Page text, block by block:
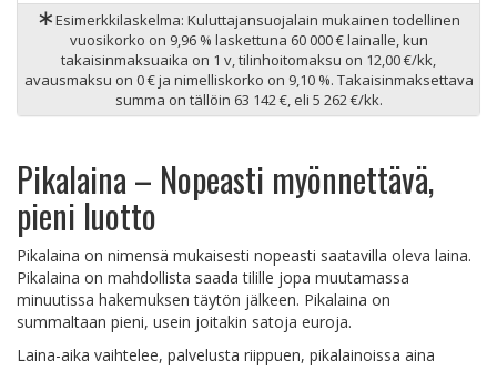
∗Esimerkkilaskelma: Kuluttajansuojalain mukainen todellinen
vuosikorko on 9,96 % laskettuna 60 000 € lainalle, kun
takaisinmaksuaika on 1 v, tilinhoitomaksu on 12,00 €/kk,
avausmaksu on 0 € ja nimelliskorko on 9,10 %. Takaisinmaksettava
summa on tällöin 63 142 €, eli 5 262 €/kk.
Pikalaina – Nopeasti myönnettävä,
pieni luotto
Pikalaina on nimensä mukaisesti nopeasti saatavilla oleva laina.
Pikalaina on mahdollista saada tilille jopa muutamassa
minuutissa hakemuksen täytön jälkeen. Pikalaina on
summaltaan pieni, usein joitakin satoja euroja.
Laina-aika vaihtelee, palvelusta riippuen, pikalainoissa aina